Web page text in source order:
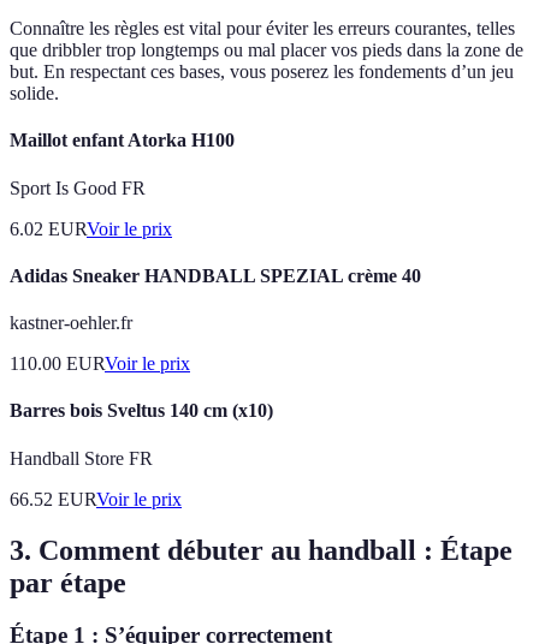
Connaître les règles est vital pour éviter les erreurs courantes, telles
que dribbler trop longtemps ou mal placer vos pieds dans la zone de
but. En respectant ces bases, vous poserez les fondements d’un jeu
solide.
Maillot enfant Atorka H100
Sport Is Good FR
6.02 EURVoir le prix
Adidas Sneaker HANDBALL SPEZIAL crème 40
kastner-oehler.fr
110.00 EURVoir le prix
Barres bois Sveltus 140 cm (x10)
Handball Store FR
66.52 EURVoir le prix
3. Comment débuter au handball : Étape
par étape
Étape 1 : S’équiper correctement